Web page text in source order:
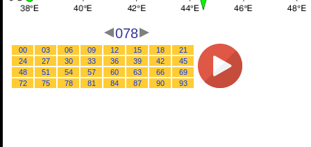
078
00 03 06 09 12 15 18
21
24
27 30 33 36 39 42
45
48
51 54 57 60 63 66
69
72
75 78 81 84 87 90 93